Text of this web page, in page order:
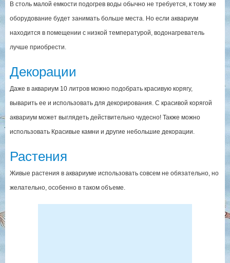
В столь малой емкости подогрев воды обычно не требуется, к тому же
оборудование будет занимать больше места. Но если аквариум
находится в помещении с низкой температурой, водонагреватель
лучше приобрести.
Декорации
Даже в аквариум 10 литров можно подобрать красивую корягу,
выварить ее и использовать для декорирования. С красивой корягой
аквариум может выглядеть действительно чудесно! Также можно
использовать Красивые камни и другие небольшие декорации.
Растения
Живые растения в аквариуме использовать совсем не обязательно, но
желательно, особенно в таком объеме.